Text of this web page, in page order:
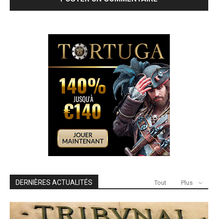
DERNIÈRES ACTUALITÉS Tout Plus